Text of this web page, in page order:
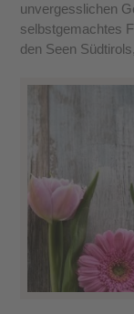
unvergesslichen
selbstgemachtes
den Seen